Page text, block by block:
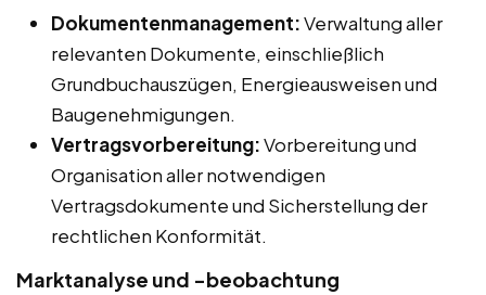
Dokumentenmanagement:Verwaltung aller
relevanten Dokumente, einschließlich
Grundbuchauszügen, Energieausweisen und
Baugenehmigungen.
Vertragsvorbereitung:Vorbereitung und
Organisation aller notwendigen
Vertragsdokumente und Sicherstellung der
rechtlichen Konformität.
Marktanalyse und -beobachtung